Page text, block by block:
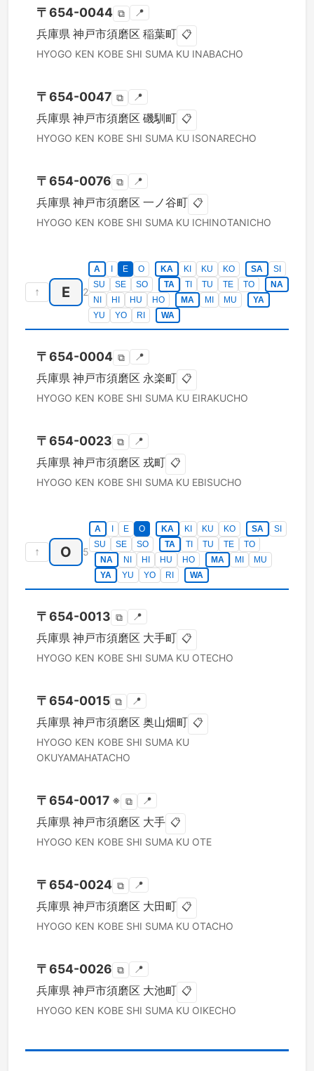
〒654-0044 ⧉ 📍
兵庫県 神戸市須磨区 稲葉町 📋
HYOGO KEN KOBE SHI SUMA KU INABACHO
〒654-0047 ⧉ 📍
兵庫県 神戸市須磨区 磯馴町 📋
HYOGO KEN KOBE SHI SUMA KU ISONARECHO
〒654-0076 ⧉ 📍
兵庫県 神戸市須磨区 一ノ谷町 📋
HYOGO KEN KOBE SHI SUMA KU ICHINOTANICHO
↑ E 2
A E O KA KI KU KO SA
SI
SU
SE SO TA TI TU TE TO
NA
NI
HI HU HO MA MI MU
YA
YU
YO RI WA
〒654-0004 ⧉ 📍
兵庫県 神戸市須磨区 永楽町 📋
HYOGO KEN KOBE SHI SUMA KU EIRAKUCHO
〒654-0023 ⧉ 📍
兵庫県 神戸市須磨区 戎町 📋
HYOGO KEN KOBE SHI SUMA KU EBISUCHO
↑ O 5
A E O KA KI KU KO SA
SI
SU
SE SO TA TI TU TE
TO
NA
NI HI HU HO MA MI
MU
YA
YU YO RI WA
〒654-0013 ⧉ 📍
兵庫県 神戸市須磨区 大手町 📋
HYOGO KEN KOBE SHI SUMA KU OTECHO
〒654-0015 ⧉ 📍
兵庫県 神戸市須磨区 奥山畑町 📋
HYOGO KEN KOBE SHI SUMA KU
OKUYAMAHATACHO
〒654-0017 ※ ⧉ 📍
兵庫県 神戸市須磨区 大手 📋
HYOGO KEN KOBE SHI SUMA KU OTE
〒654-0024 ⧉ 📍
兵庫県 神戸市須磨区 大田町 📋
HYOGO KEN KOBE SHI SUMA KU OTACHO
〒654-0026 ⧉ 📍
兵庫県 神戸市須磨区 大池町 📋
HYOGO KEN KOBE SHI SUMA KU OIKECHO